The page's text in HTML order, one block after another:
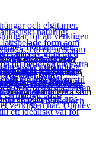
som blommar med
artikulerad karaktär
1966 har FG-
lita på denna gura som